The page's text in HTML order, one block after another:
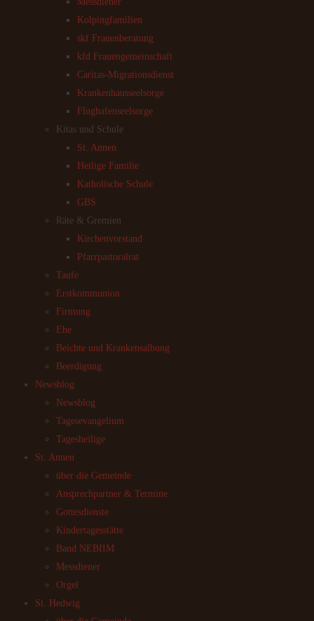
Kolpingfamilien
skf Frauenberatung
kfd Frauengemeinschaft
Caritas-Migrationsdienst
Krankenhausseelsorge
Flughafenseelsorge
Kitas und Schule
St. Annen
Heilige Familie
Katholische Schule
GBS
Räte & Gremien
Kirchenvorstand
Pfarrpastoralrat
Taufe
Erstkommunion
Firmung
Ehe
Beichte und Krankensalbung
Beerdigung
Newsblog
Newsblog
Tagesevangelium
Tagesheilige
St. Annen
über die Gemeinde
Ansprechpartner & Termine
Gottesdienste
Kindertagesstätte
Band NEBIIM
Messdiener
Orgel
St. Hedwig